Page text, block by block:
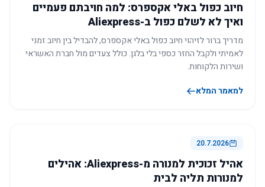
חיוב כפול באלי אקספרס: למה חויבתם פעמיים
ואיך לא לשלם כפול ב-Aliexpress
מדריך ברור לזיהוי חיוב כפול באלי אקספרס, להבדיל בין חיוב זמני
לאמיתי ולקבל החזר כספי בלי בלגן. כולל צעדים מול חברת האשראי
ושירות הלקוחות.
למאמר המלא
20.7.2026
אהיל זכוכית למנורה מ-Aliexpress: אהילים
למנורות תליה לבית